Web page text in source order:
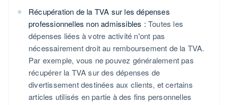
Récupération de la TVA sur les dépenses
professionnelles non admissibles : Toutes les
dépenses liées à votre activité n'ont pas
nécessairement droit au remboursement de la TVA.
Par exemple, vous ne pouvez généralement pas
récupérer la TVA sur des dépenses de
divertissement destinées aux clients, et certains
articles utilisés en partie à des fins personnelles